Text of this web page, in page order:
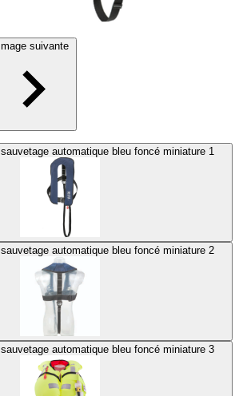
Image suivante
Besto 300N gilet de sauvetage automatique bleu foncé miniature 1
Besto 300N gilet de sauvetage automatique bleu foncé miniature 2
Besto 300N gilet de sauvetage automatique bleu foncé miniature 3